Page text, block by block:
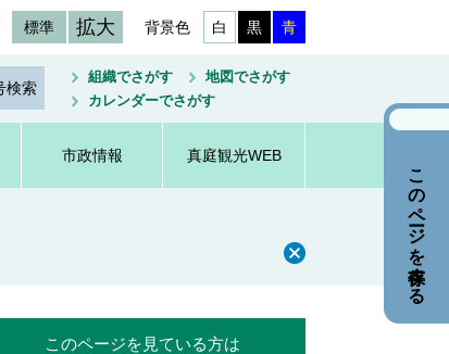
標準 拡大 背景色 白 黒 青
組織でさがす
地図でさがす
カレンダーでさがす
市政情報 真庭観光WEB
このページを見ている方は
このページを保存する